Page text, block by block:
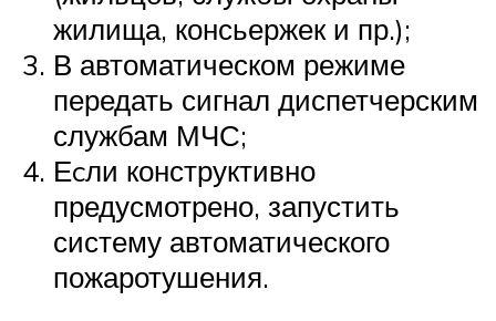
жилища, консьержек и пр.);
В автоматическом режиме
передать сигнал диспетчерским
службам МЧС;
Еcли конструктивно
предусмотрено, запустить
систему автоматического
пожаротушения.